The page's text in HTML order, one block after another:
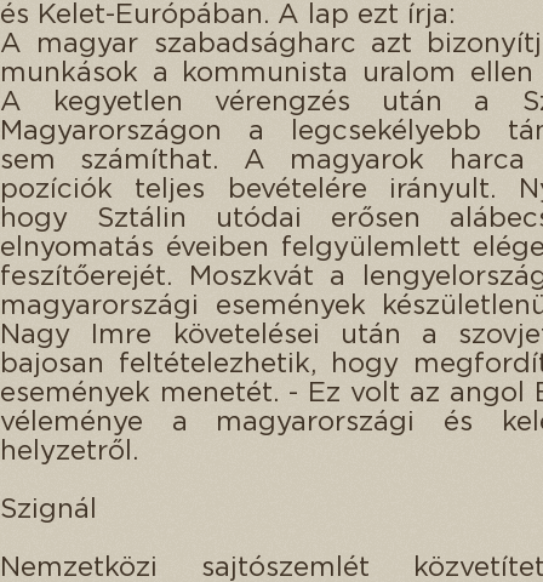
és Kelet-Európában. A lap ezt írja:
A magyar szabadságharc azt
munkások a kommunista uralom
A kegyetlen vérengzés után a
Magyarországon a legcsekélyebb
sem számíthat. A magyarok harca
pozíciók teljes bevételére irányult.
hogy Sztálin utódai erősen
elnyomatás éveiben felgyülemlett
feszítőerejét. Moszkvát a
magyarországi események
Nagy Imre követelései után a
bajosan feltételezhetik, hogy
események menetét. - Ez volt az angol
véleménye a magyarországi és
helyzetről.
Szignál
Nemzetközi sajtószemlét